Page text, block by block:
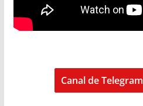
Canal de Telegram